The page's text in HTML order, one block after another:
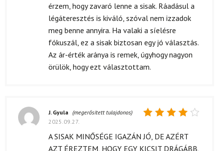
érzem, hogy zavaró lenne a sisak. Ráadásul a
légáteresztés is kiváló, szóval nem izzadok
meg benne annyira. Ha valaki a síelésre
fókuszál, ez a sisak biztosan egy jó választás.
Az ár-érték aránya is remek, úgyhogy nagyon
örülök, hogy ezt választottam.
4/ 5
J. Gyula (megerősített tulajdonos)
2025.09.27.
A SISAK MINŐSÉGE IGAZÁN JÓ, DE AZÉRT
AZT ÉREZTEM, HOGY EGY KICSIT DRÁGÁBB,